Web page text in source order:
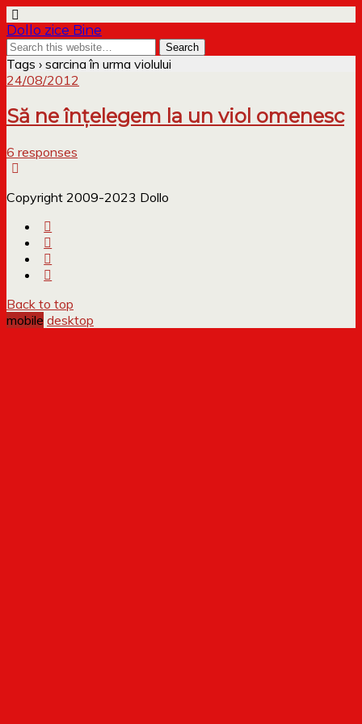
Dollo zice Bine
Tags › sarcina în urma violului
24/08/2012
Să ne înțelegem la un viol omenesc
6 responses
Copyright 2009-2023 Dollo
Back to top
mobile desktop